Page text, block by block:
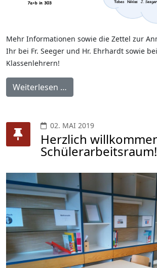
Mehr Informationen sowie die Zettel zur
Ihr bei Fr. Seeger und Hr. Ehrhardt sowie
Klassenlehrern!
Weiterlesen …
02. MAI 2019
Herzlich
Schülerarbeitsraum!